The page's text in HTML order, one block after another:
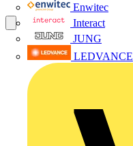
Enwitec
Interact
JUNG
LEDVANCE